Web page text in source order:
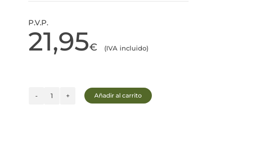
P.V.P.
21,95€ (IVA incluido)
5
Añadir al carrito